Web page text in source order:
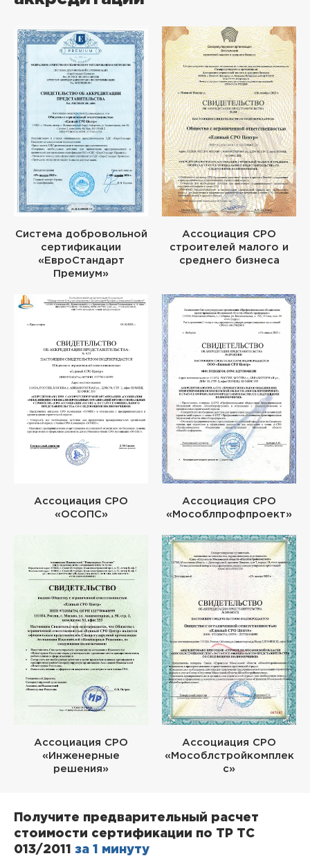
Система добровольной
сертификации
«ЕвроСтандарт
Премиум»
Ассоциация СРО
строителей малого и
среднего бизнеса
Ассоциация СРО
«ОСОПС»
Ассоциация СРО
«Мособлпрофпроект»
Ассоциация СРО
«Инженерные
решения»
Ассоциация СРО
«Мособлстройкомплек
с»
Получите предварительный расчет
стоимости сертификации по ТР ТС
013/2011 за 1 минуту